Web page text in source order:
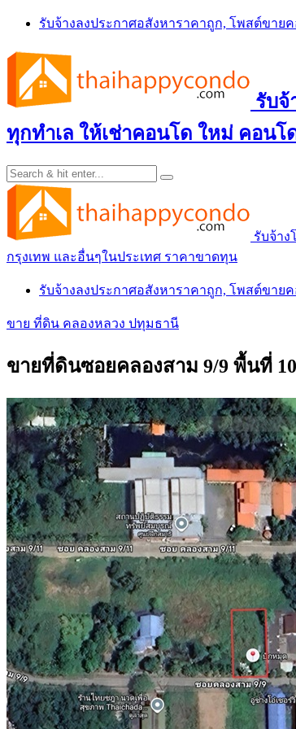
Skip
content
รับจ้างลงประกาศอสังหาราคาถูก, โพสต์ขา
รับจ้
ทุกทำเล ให้เช่าคอนโด ใหม่ คอน
รับจ้า
กรุงเทพ และอื่นๆในประเทศ ราคาขาดทุน
รับจ้างลงประกาศอสังหาราคาถูก, โพสต์ขา
ขาย ที่ดิน คลองหลวง ปทุมธานี
ขายที่ดินซอยคลองสาม 9/9 พื้นที่